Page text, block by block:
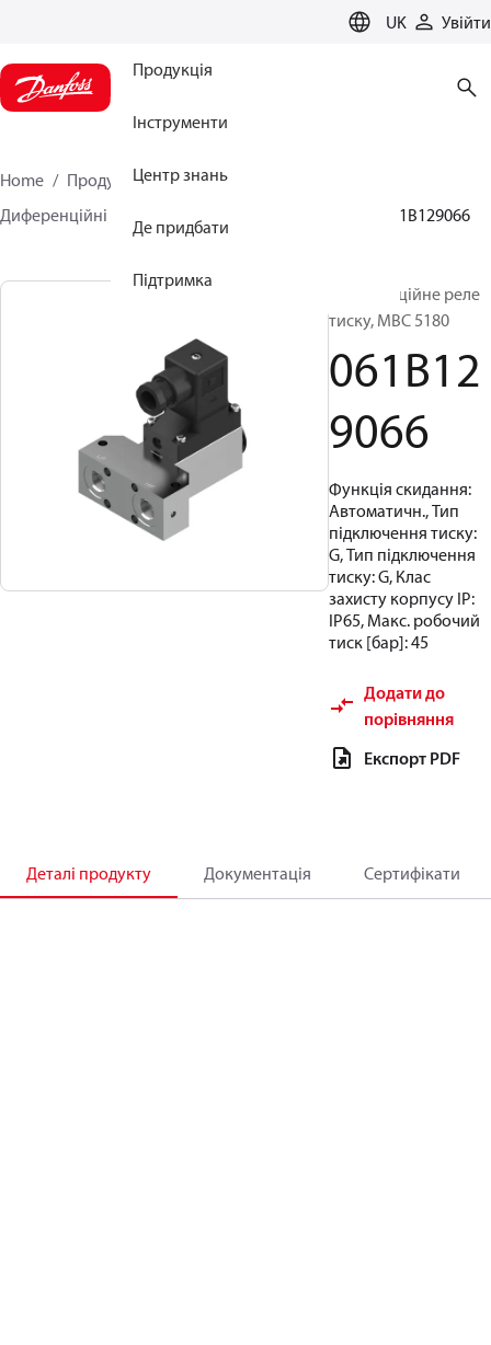
UK Увійти
Продукція
Інструменти
Центр знань
Де придбати
Підтримка
Home Продукція Сенсорні рішення
Диференційні реле тиску
061B129066
Диференційне реле
тиску, MBC 5180
061B12
9066
Функція скидання:
Автоматичн., Тип
підключення тиску:
G, Тип підключення
тиску: G, Клас
захисту корпусу IP:
IP65, Макс. робочий
тиск [бар]: 45
Додати до
порівняння
Експорт PDF
Деталі продукту Документація Сертифікати